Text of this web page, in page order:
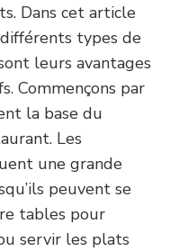
Dans cet article
types de
leurs avantages
Commençons par
la base du
Les
une grande
peuvent se
tables pour
servir les plats